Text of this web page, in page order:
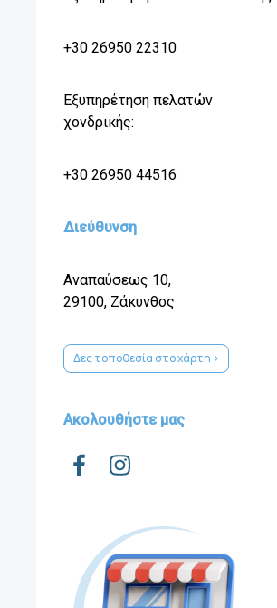
+30 26950 22310
Εξυπηρέτηση πελατών
χονδρικής:
+30 26950 44516
Διεύθυνση
Αναπαύσεως 10,
29100, Ζάκυνθος
Δες τοποθεσία στο χάρτη >
Ακολουθήστε μας